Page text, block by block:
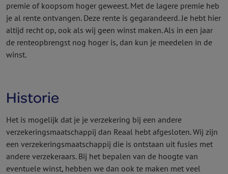
premie of koopsom hoger geweest. Met de lagere premie heb
je al rente ontvangen. Deze rente is gegarandeerd. Je hebt hier
altijd recht op, ook als wij geen winst maken. Als in een jaar
de renteopbrengst nog hoger is, dan kun je meedelen in de
winst.
Historie
Het is mogelijk dat je je verzekering bij een andere
verzekeringsmaatschappij dan Reaal hebt afgesloten. Wij zijn
een verzekeringsmaatschappij die is ontstaan uit fusies met
andere verzekeraars. Bij het bepalen van de hoogte van
eventuele winst, hebben we dan ook te maken met veel